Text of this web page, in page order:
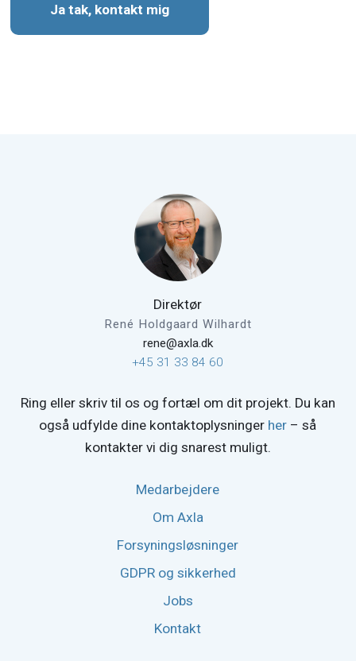
Ja tak, kontakt mig
Direktør
René Holdgaard Wilhardt
rene@axla.dk
+45 31 33 84 60
Ring eller skriv til os og fortæl om dit projekt. Du kan
også udfylde dine kontaktoplysninger her – så
kontakter vi dig snarest muligt.
Medarbejdere
Om Axla
Forsyningsløsninger
GDPR og sikkerhed
Jobs
Kontakt